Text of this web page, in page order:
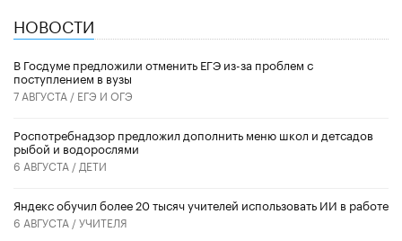
НОВОСТИ
В Госдуме предложили отменить ЕГЭ из-за проблем с
поступлением в вузы
7 АВГУСТА / ЕГЭ И ОГЭ
Роспотребнадзор предложил дополнить меню школ и детсадов
рыбой и водорослями
6 АВГУСТА / ДЕТИ
​Яндекс обучил более 20 тысяч учителей использовать ИИ в работе
6 АВГУСТА /УЧИТЕЛЯ